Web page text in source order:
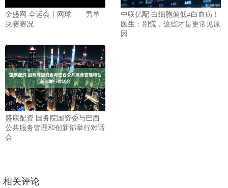
金盛网 全运会丨网球——男单
决赛赛况
中联亿配 白细胞偏低≠白血病！
医生：别慌，这些才是更常见原
因
盛康配资 国务院国资委与巴西
公共服务管理和创新部举行对话
会
相关评论